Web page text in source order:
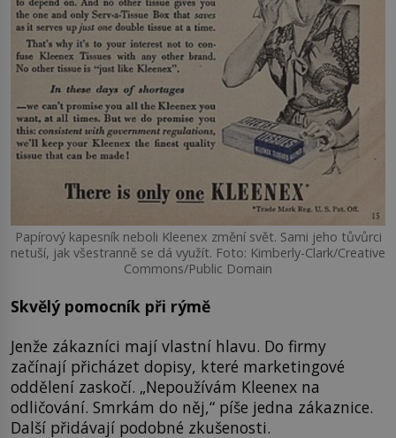
Papírový kapesník neboli Kleenex změní svět. Sami jeho tůvůrci
netuší, jak všestranně se dá využít. Foto: Kimberly-Clark/Creative
Commons/Public Domain
Skvělý pomocník při rýmě
Jenže zákazníci mají vlastní hlavu. Do firmy
začínají přicházet dopisy, které marketingové
oddělení zaskočí. „Nepoužívám Kleenex na
odličování. Smrkám do něj,“ píše jedna zákaznice.
Další přidávají podobné zkušenosti.